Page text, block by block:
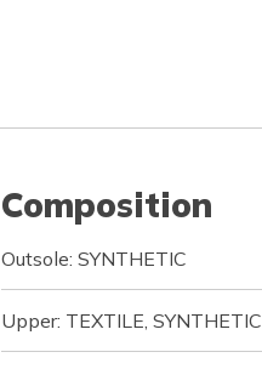
Composition
Outsole: SYNTHETIC
Upper: TEXTILE, SYNTHETIC